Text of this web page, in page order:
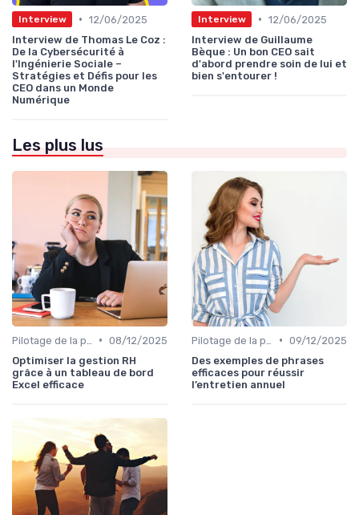
Interview • 12/06/2025
Interview de Thomas Le Coz :
De la Cybersécurité à
l'Ingénierie Sociale –
Stratégies et Défis pour les
CEO dans un Monde
Numérique
Interview • 12/06/2025
Interview de Guillaume
Bèque : Un bon CEO sait
d'abord prendre soin de lui et
bien s'entourer !
Les plus lus
• 08/12/2025
Optimiser la gestion RH
grâce à un tableau de bord
Excel efficace
• 09/12/2025
Des exemples de phrases
efficaces pour réussir
l’entretien annuel